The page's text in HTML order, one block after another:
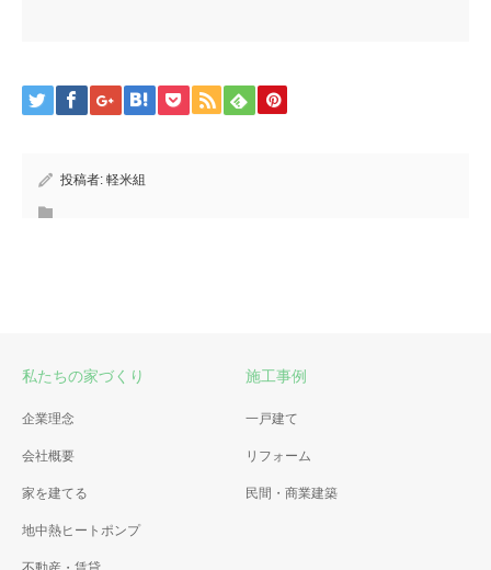
投稿者: 軽米組
私たちの家づくり
企業理念
会社概要
家を建てる
地中熱ヒートポンプ
施工事例
一戸建て
リフォーム
民間・商業建築